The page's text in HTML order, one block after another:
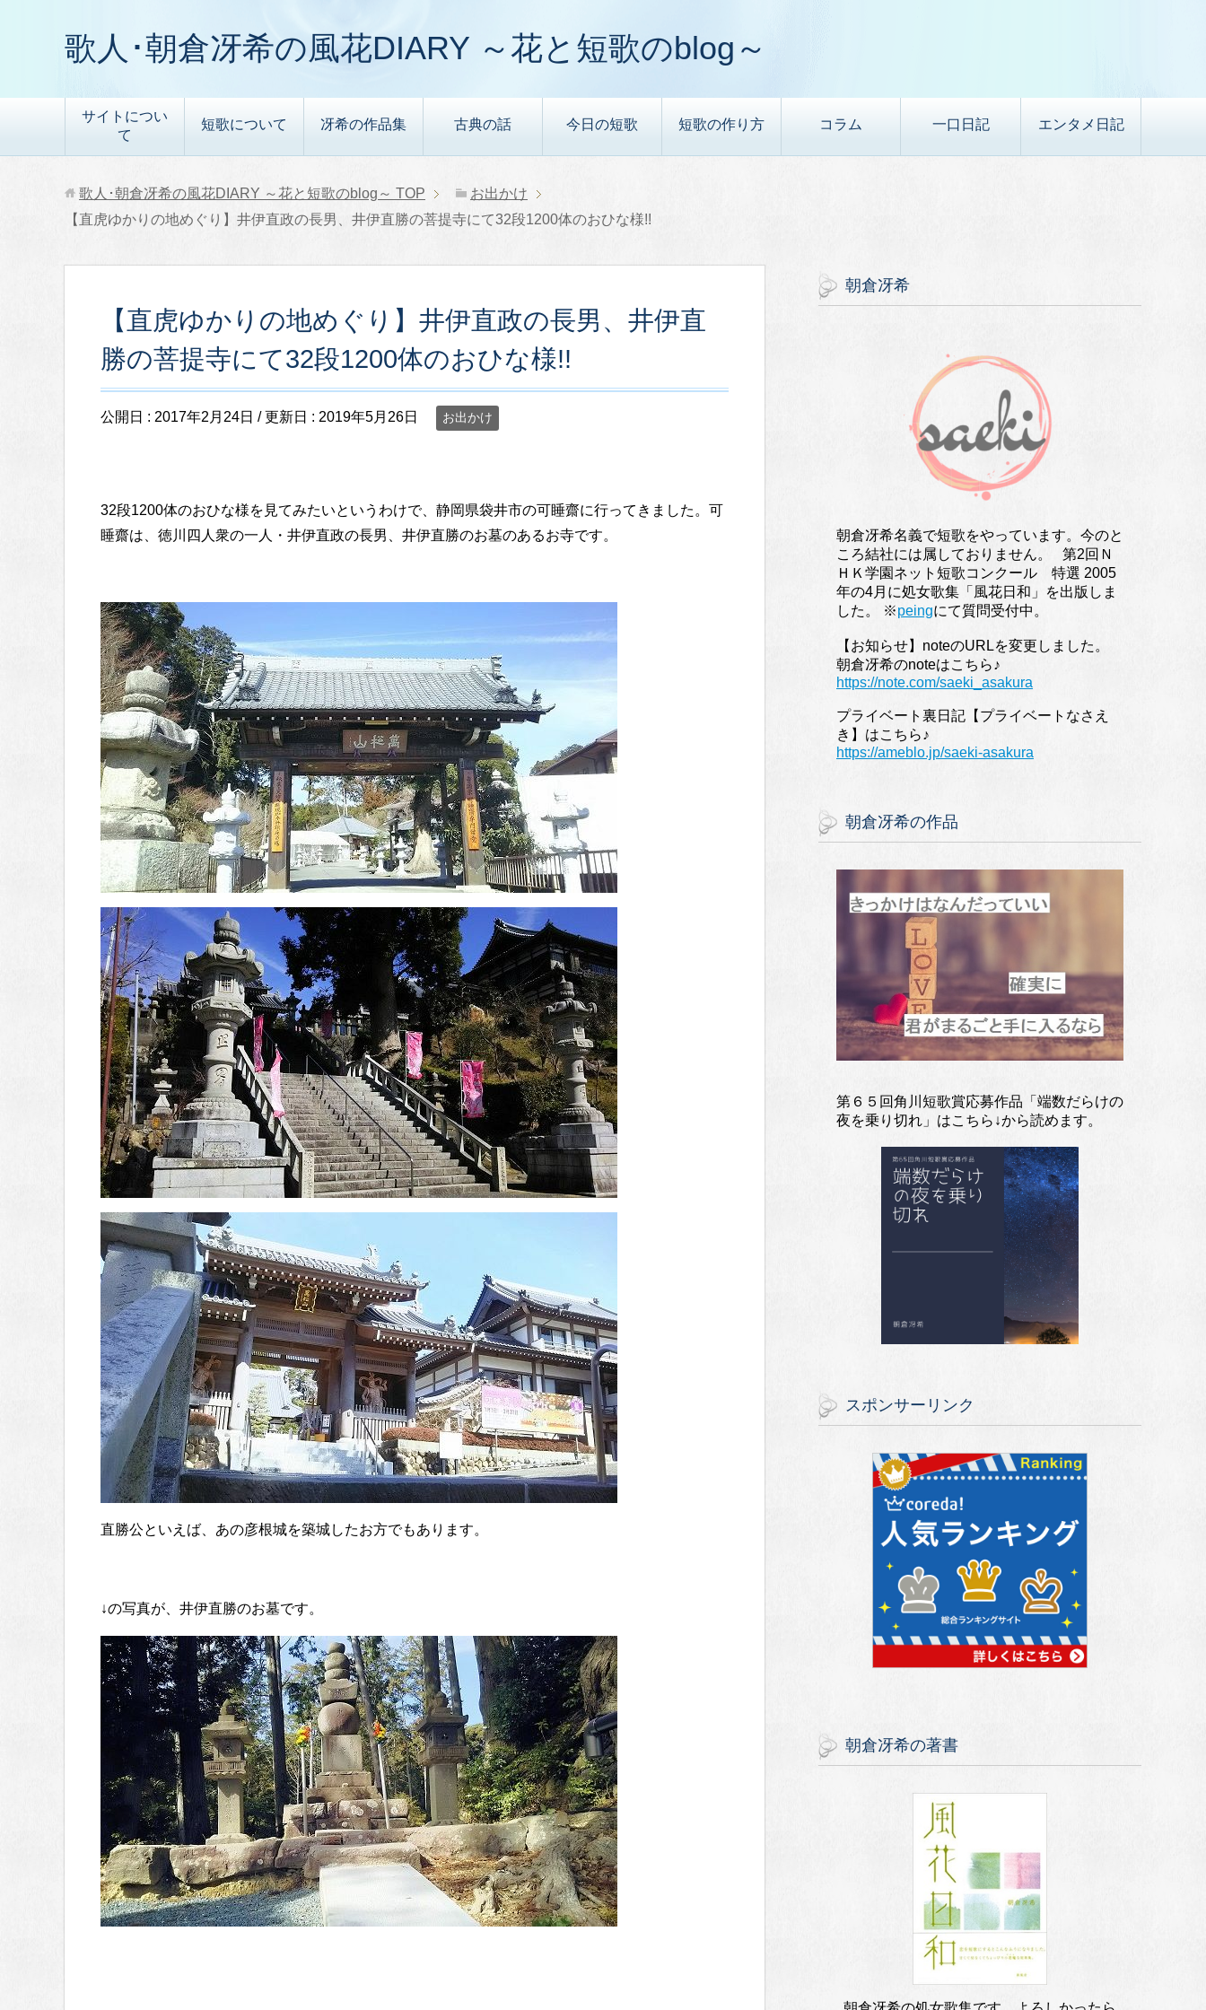
歌人･朝倉冴希の風花DIARY ～花と短歌のblog～
サイトについ
て
短歌について 冴希の作品集 古典の話 今日の短歌 短歌の作り方 コラム 一口日記 エンタメ日記
歌人･朝倉冴希の風花DIARY ～花と短歌のblog～ TOP
お出かけ
【直虎ゆかりの地めぐり】井伊直政の長男、井伊直勝の菩提寺にて32段1200体のおひな様!!
【直虎ゆかりの地めぐり】井伊直政の長男、井伊直
勝の菩提寺にて32段1200体のおひな様!!
公開日 : 2017年2月24日 / 更新日 : 2019年5月26日 お出かけ
32段1200体のおひな様を見てみたいというわけで、静岡県袋井市の可睡齋に行ってきました。可
睡齋は、徳川四人衆の一人・井伊直政の長男、井伊直勝のお墓のあるお寺です。
直勝公といえば、あの彦根城を築城したお方でもあります。
↓の写真が、井伊直勝のお墓です。
朝倉冴希
朝倉冴希名義で短歌をやっています。今のと
ころ結社には属しておりません。 第2回Ｎ
ＨＫ学園ネット短歌コンクール 特選 2005
年の4月に処女歌集「風花日和」を出版しま
した。 ※peingにて質問受付中。
【お知らせ】noteのURLを変更しました。
朝倉冴希のnoteはこちら♪
https://note.com/saeki_asakura
プライベート裏日記【プライベートなさえ
き】はこちら♪
https://ameblo.jp/saeki-asakura
朝倉冴希の作品
第６５回角川短歌賞応募作品「端数だらけの
夜を乗り切れ」はこちら↓から読めます。
スポンサーリンク
朝倉冴希の著書